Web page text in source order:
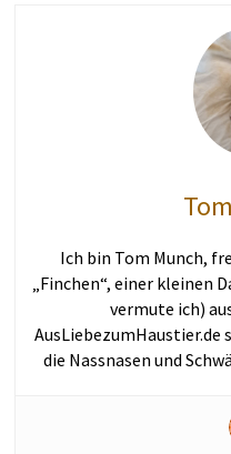
Ich bin Tom Munch,
„Finchen“, einer kleinen
vermute ich)
AusLiebezumHaustier.de
die Nassnasen und